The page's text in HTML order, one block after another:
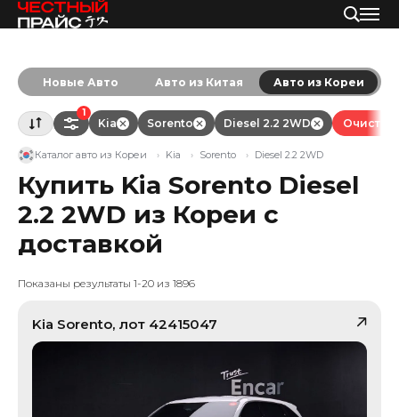
Новые Авто Авто из Китая Авто из Кореи
1
Kia Sorento Diesel 2.2 2WD
Каталог авто из Кореи Kia Sorento Diesel 2.2 2WD
Купить Kia Sorento Diesel
2.2 2WD из Кореи с
доставкой
Показаны результаты 1-20 из 1896
Kia Sorento, лот 42415047